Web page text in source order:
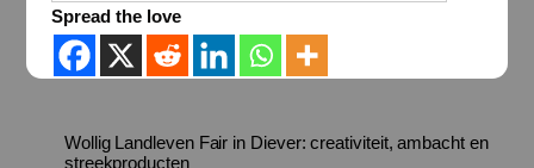
Spread the love
Wollig Landleven Fair in Diever: creativiteit, ambacht en
streekproducten